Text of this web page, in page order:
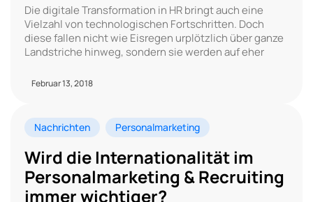
Die digitale Transformation in HR bringt auch eine
Vielzahl von technologischen Fortschritten. Doch
diese fallen nicht wie Eisregen urplötzlich über ganze
Landstriche hinweg, sondern sie werden auf eher
Februar 13, 2018
Nachrichten Personalmarketing
Wird die Internationalität im
Personalmarketing & Recruiting
immer wichtiger?